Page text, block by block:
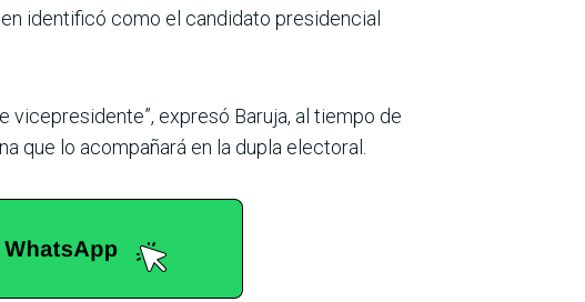
identificó como el candidato presidencial
vicepresidente”, expresó Baruja, al tiempo de
que lo acompañará en la dupla electoral.